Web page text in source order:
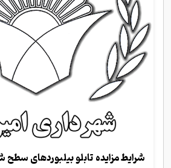
شرایط مزایده تابلو بیلبوردهای سطح